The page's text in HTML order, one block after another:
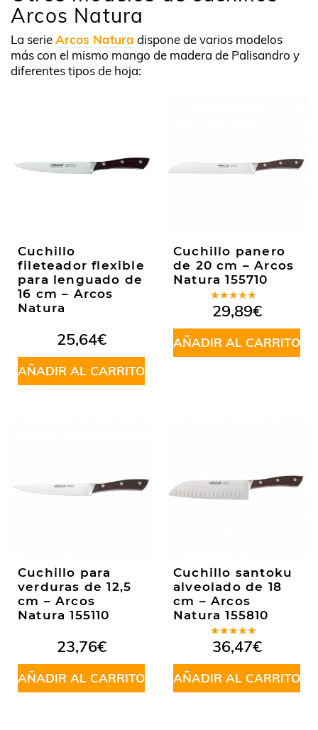
Arcos Natura
La serieArcos Natura dispone de varios modelos
más con el mismo mango de madera de Palisandro y
diferentes tipos de hoja:
Cuchillo
fileteador flexible
para lenguado de
16 cm – Arcos
Natura
25,64€
AÑADIR AL CARRITO
Cuchillo panero
de 20 cm – Arcos
Natura 155710
Valorado
en5.00de
5
29,89€
AÑADIR AL CARRITO
Cuchillo para
verduras de 12,5
cm – Arcos
Natura 155110
23,76€
AÑADIR AL CARRITO
Cuchillo santoku
alveolado de 18
cm – Arcos
Natura 155810
Valorado
en5.00de
5
36,47€
AÑADIR AL CARRITO